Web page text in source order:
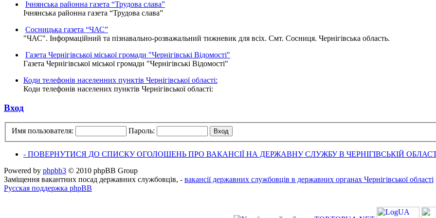
Ічнянська районна газета “Трудова слава”
Ічнянська районна газета “Трудова слава”
Сосницька газета “ЧАС”
"ЧАС". Інформаційний та пізнавально-розважальний тижневик для всіх. Смт. Сосниця. Чернігівська область.
Газета Чернігівської міської громади "Чернігівські Відомості"
Газета Чернігівської міської громади "Чернігівські Відомості"
Коди телефонів населенних пунктів Чернігівської області:
Коди телефонів населених пунктів Чернігівської області:
Вход
Имя пользователя: Пароль:
- ПОВЕРНУТИСЯ ДО СПИСКУ ОГОЛОШЕНЬ ПРО ВАКАНСІЇ НА ДЕРЖАВНУ СЛУЖБУ В ЧЕРНІГІВСЬКІЙ
Powered by phpbb3 © 2010 phpBB Group
Заміщення вакантних посад державних службовців, - вакансії державних службовців в державних органах Чернігівської області
Русская поддержка phpBB